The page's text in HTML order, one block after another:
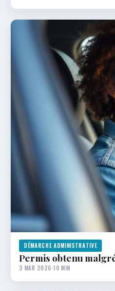
DÉMARCHE ADMINISTRATIVE
Permis obtenu
3 MAR 2026·10 MIN